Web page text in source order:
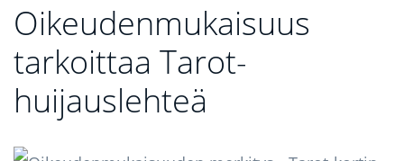
Oikeudenmukaisuus
tarkoittaa Tarot-
huijauslehteä